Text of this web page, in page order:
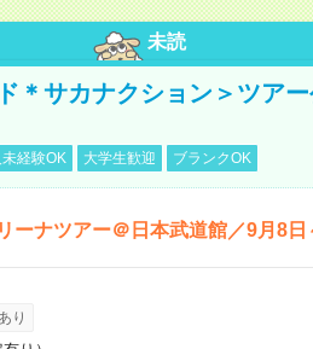
未読
＊サカナクション＞ツア
経験OK 大学生歓迎 ブランクOK
ーナツアー＠日本武道館／9月8日
り